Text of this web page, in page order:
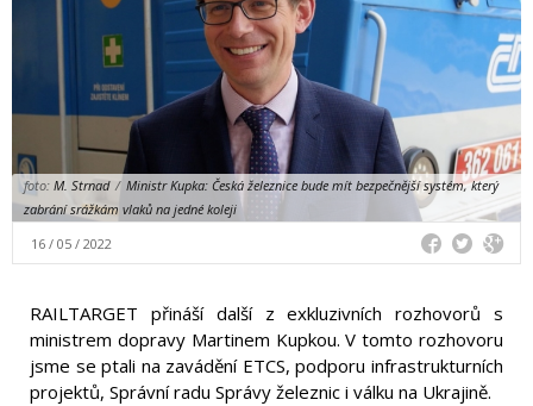
foto: M. Strnad / Ministr Kupka: Česká železnice bude mít bezpečnější systém, který
zabrání srážkám vlaků na jedné koleji
16 / 05 / 2022
RAILTARGET přináší další z exkluzivních rozhovorů s
ministrem dopravy Martinem Kupkou. V tomto rozhovoru
jsme se ptali na zavádění ETCS, podporu infrastrukturních
projektů, Správní radu Správy železnic i válku na Ukrajině.